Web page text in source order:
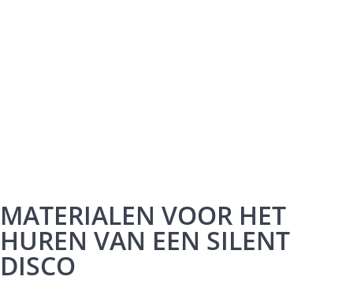
MATERIALEN VOOR HET
HUREN VAN EEN SILENT
DISCO